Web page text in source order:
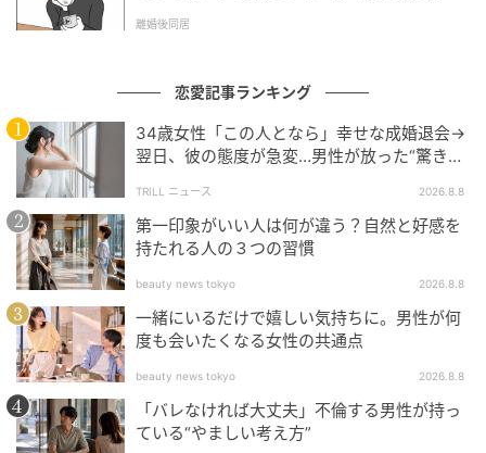
離婚後同居
恋愛記事ランキング
34歳女性「この人となら」幸せな成婚退会→
翌日、彼の態度が急変…男性が放った“驚きの
TRILL ニュース 2026.8.8
第一印象がいい人は何が違う？自然と好感を
持たれる人の３つの習慣
beauty news tokyo 2026.8.8
一緒にいるだけで嬉しい気持ちに。男性が何
度も会いたくなる女性の共通点
beauty news tokyo 2026.8.8
「バレなければ大丈夫」不倫する男性が持っ
ている“やましい考え方”